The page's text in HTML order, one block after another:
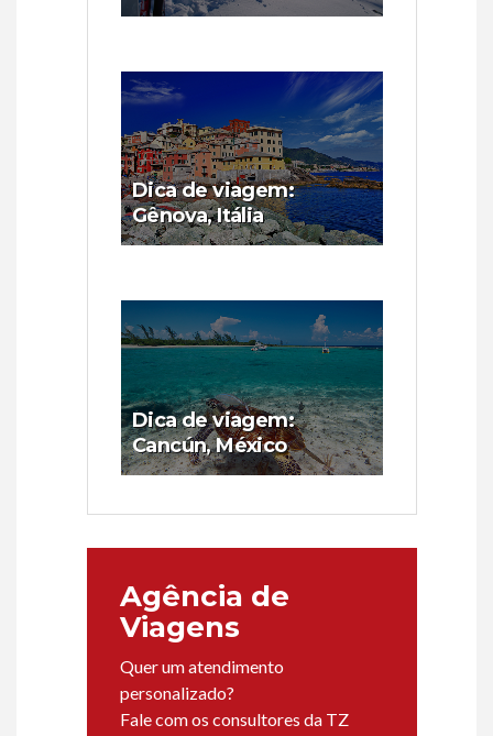
Dica de viagem:
Gênova, Itália
Dica de viagem:
Cancún, México
Agência de
Viagens
Quer um atendimento
personalizado?
Fale com os consultores da TZ